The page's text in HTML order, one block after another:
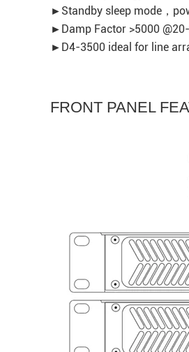
►Standby sleep mode，
►Damp Factor >5000
►D4-3500 ideal for line
FRONT PANEL